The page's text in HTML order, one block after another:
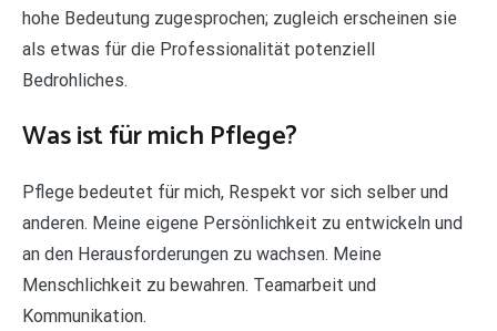
hohe Bedeutung zugesprochen; zugleich erscheinen sie
als etwas für die Professionalität potenziell
Bedrohliches.
Was ist für mich Pflege?
Pflege bedeutet für mich, Respekt vor sich selber und
anderen. Meine eigene Persönlichkeit zu entwickeln und
an den Herausforderungen zu wachsen. Meine
Menschlichkeit zu bewahren. Teamarbeit und
Kommunikation.